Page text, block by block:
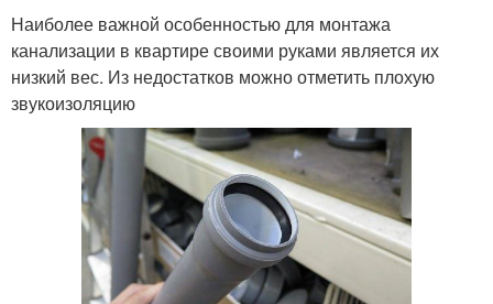
Наиболее важной особенностью для монтажа
канализации в квартире своими руками является их
низкий вес. Из недостатков можно отметить плохую
звукоизоляцию